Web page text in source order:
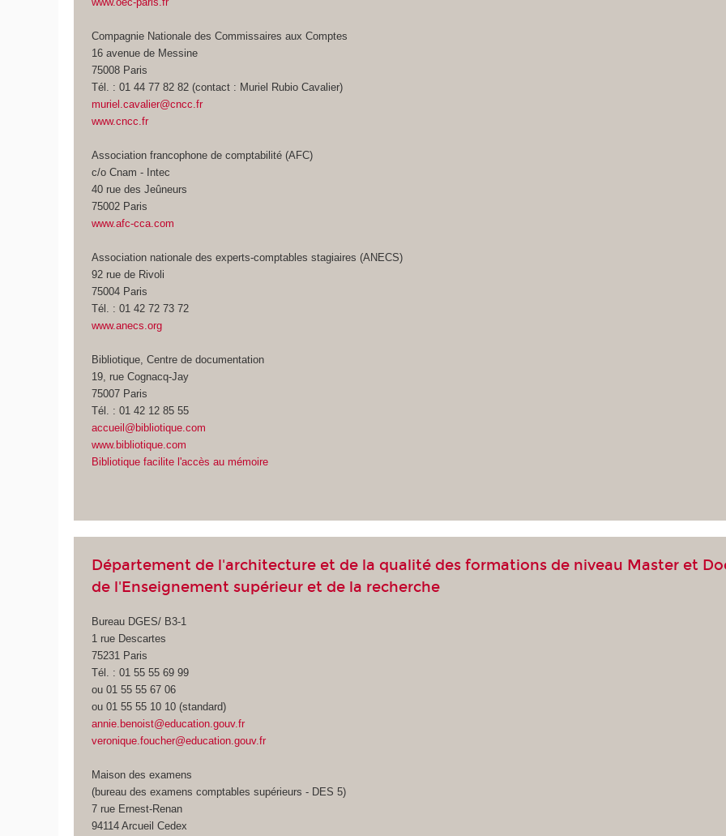
Compagnie Nationale des Commissaires aux Comptes
16 avenue de Messine
75008 Paris
Tél. : 01 44 77 82 82 (contact : Muriel Rubio Cavalier)
muriel.cavalier@cncc.fr
www.cncc.fr
Association francophone de comptabilité (AFC)
c/o Cnam - Intec
40 rue des Jeûneurs
75002 Paris
www.afc-cca.com
Association nationale des experts-comptables stagiaires (ANECS)
92 rue de Rivoli
75004 Paris
Tél. : 01 42 72 73 72
www.anecs.org
Bibliotique, Centre de documentation
19, rue Cognacq-Jay
75007 Paris
Tél. : 01 42 12 85 55
accueil@bibliotique.com
www.bibliotique.com
Bibliotique facilite l'accès au mémoire
Département de l'architecture et de la qualité des formations de niveau Master et
de l'Enseignement supérieur et de la recherche
Bureau DGES/ B3-1
1 rue Descartes
75231 Paris
Tél. : 01 55 55 69 99
ou 01 55 55 67 06
ou 01 55 55 10 10 (standard)
annie.benoist@education.gouv.fr
veronique.foucher@education.gouv.fr
Maison des examens
(bureau des examens comptables supérieurs - DES 5)
7 rue Ernest-Renan
94114 Arcueil Cedex